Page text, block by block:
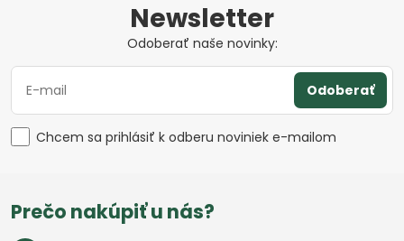
Newsletter
Odoberať naše novinky:
Odoberať
Chcem sa prihlásiť k odberu noviniek e-mailom
Prečo nakúpiť u nás?